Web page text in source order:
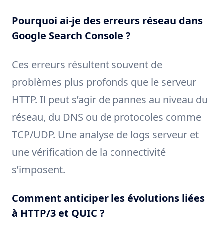
Pourquoi ai-je des erreurs réseau dans
Google Search Console ?
Ces erreurs résultent souvent de
problèmes plus profonds que le serveur
HTTP. Il peut s’agir de pannes au niveau du
réseau, du DNS ou de protocoles comme
TCP/UDP. Une analyse de logs serveur et
une vérification de la connectivité
s’imposent.
Comment anticiper les évolutions liées
à HTTP/3 et QUIC ?